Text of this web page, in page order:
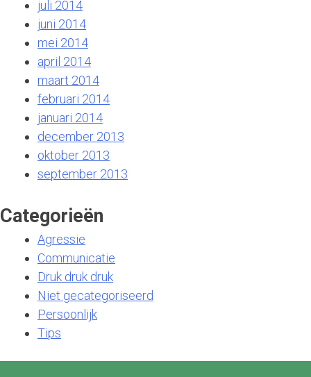
juli 2014
juni 2014
mei 2014
april 2014
maart 2014
februari 2014
januari 2014
december 2013
oktober 2013
september 2013
Categorieën
Agressie
Communicatie
Druk druk druk
Niet gecategoriseerd
Persoonlijk
Tips